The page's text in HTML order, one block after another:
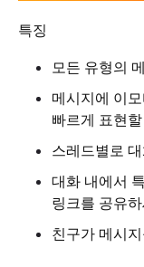
특징
모든 유형의
메시지에 이
빠르게 표현
스레드별로
대화 내에서
링크를 공유
친구가 메시